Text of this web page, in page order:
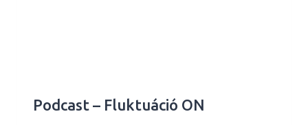
Podcast – Fluktuáció ON